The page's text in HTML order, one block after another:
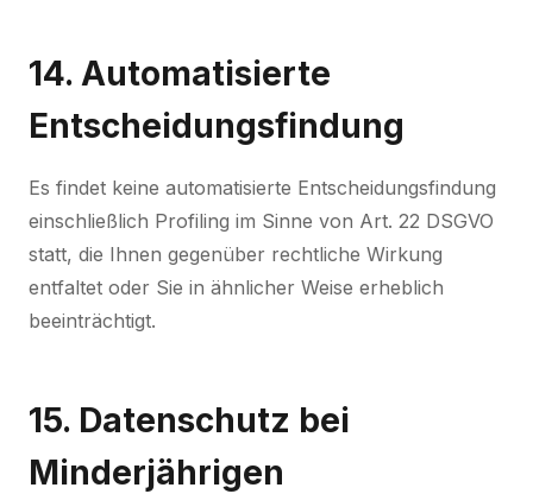
14. Automatisierte
Entscheidungsfindung
Es findet keine automatisierte Entscheidungsfindung
einschließlich Profiling im Sinne von Art. 22 DSGVO
statt, die Ihnen gegenüber rechtliche Wirkung
entfaltet oder Sie in ähnlicher Weise erheblich
beeinträchtigt.
15. Datenschutz bei
Minderjährigen